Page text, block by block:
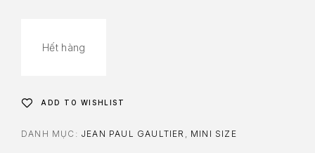
Hết hàng
ADD TO WISHLIST
DANH MỤC: JEAN PAUL GAULTIER , MINI SIZE